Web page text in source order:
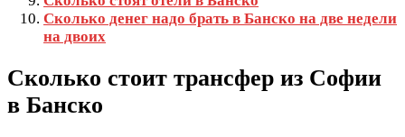
Сколько денег надо брать в Банско на две недели
на двоих
Сколько стоит трансфер из Софии
в Банско